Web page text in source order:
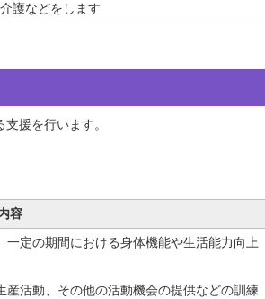
護などをします
援を行います。
容
定の期間における身体機能や生活能力向上
活動、その他の活動機会の提供などの訓練